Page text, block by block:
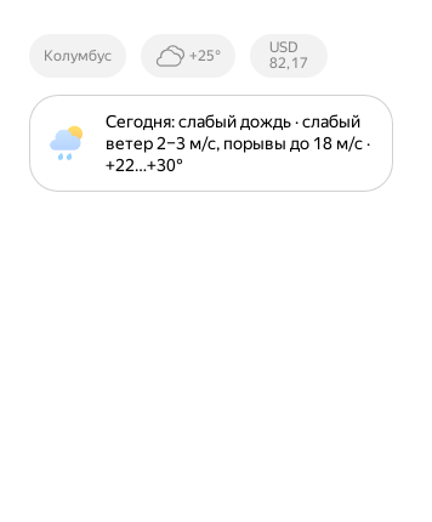
Колумбус +25°
Курсы ЦБ
РФ
USD
82,17
Сегодня: слабый дождь · слабый
ветер 2⁠–⁠3 м⁠/⁠с, порывы до 18 м⁠/⁠с ·
+22⁠…⁠+30⁠°